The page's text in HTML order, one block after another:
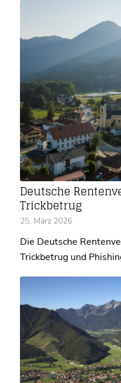
Deutsche
Trickbetrug
25. März 2026
Die Deutsche
Trickbetrug und